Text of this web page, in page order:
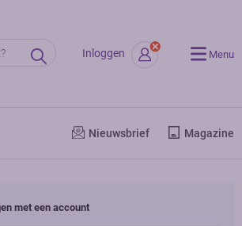
Inloggen Menu
Nieuwsbrief Magazine
met een account